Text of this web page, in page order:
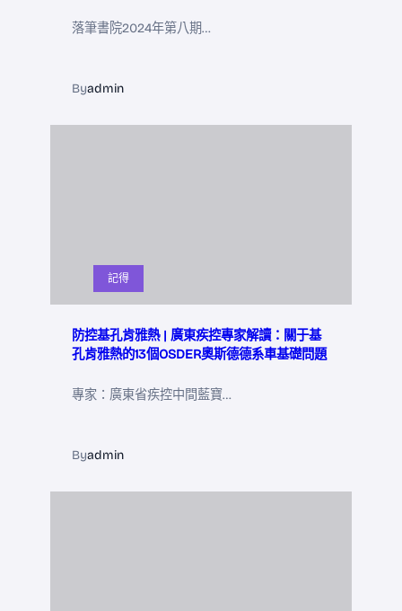
落筆書院2024年第八期…
Byadmin
記得
防控基孔肯雅熱 | 廣東疾控專家解讀：關于基
孔肯雅熱的13個OSDER奧斯德德系車基礎問題
專家：廣東省疾控中間藍寶…
Byadmin